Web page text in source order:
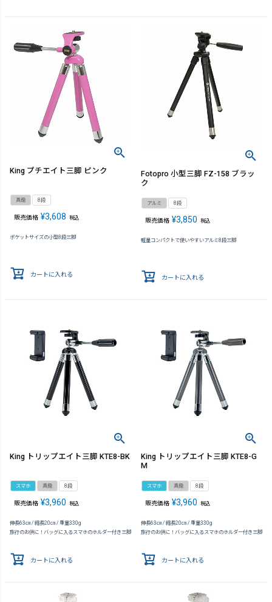
King プチエイト三脚 ピンク
真鍮 8段
販売価格 ¥3,608 税込
ポケットサイズの小型8段三脚
カートに入れる
Fotopro 小型三脚 FZ-158 ブラッ
ク
アルミ 8段
販売価格 ¥3,850 税込
軽量コンパクトで使いやすいアルミ8段三脚
カートに入れる
King トリップエイト三脚 KTE8-BK
スマホ 真鍮 8段
販売価格 ¥3,960 税込
伸長63㎝ / 縮長20㎝ / 重量330g
旅行のお供に！バッグに入るスマホのホルダー付き三脚
カートに入れる
King トリップエイト三脚 KTE8-G
M
スマホ 真鍮 8段
販売価格 ¥3,960 税込
伸長63㎝ / 縮長20㎝ / 重量330g
旅行のお供に！バッグに入るスマホのホルダー付き三脚
カートに入れる